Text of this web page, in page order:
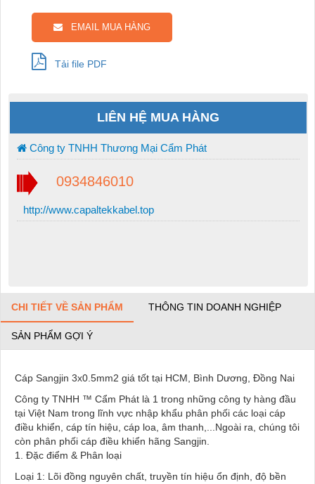
EMAIL MUA HÀNG
Tải file PDF
LIÊN HỆ MUA HÀNG
Công ty TNHH Thương Mại Cẩm Phát
0934846010
http://www.capaltekkabel.top
CHI TIẾT VỀ SẢN PHẨM THÔNG TIN DOANH NGHIỆP
SẢN PHẨM GỢI Ý
Cáp Sangjin 3x0.5mm2 giá tốt tại HCM, Bình Dương, Đồng Nai
Công ty TNHH ™ Cẩm Phát là 1 trong những công ty hàng đầu
tại Việt Nam trong lĩnh vực nhập khẩu phân phối các loại cáp
điều khiển, cáp tín hiệu, cáp loa, âm thanh,...Ngoài ra, chúng tôi
còn phân phối cáp điều khiển hãng Sangjin.
1. Đặc điểm & Phân loại
Loại 1: Lõi đồng nguyên chất, truyền tín hiệu ổn định, độ bền